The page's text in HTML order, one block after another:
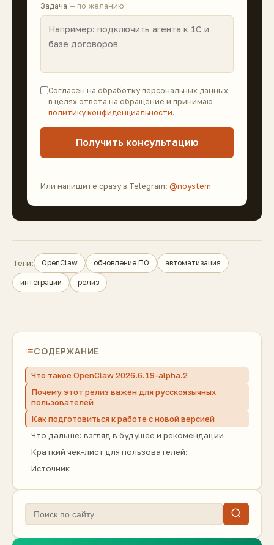
Задача — по желанию
Согласен на обработку персональных данных
в целях ответа на обращение и принимаю
политику конфиденциальности.
Получить консультацию
Или напишите сразу в Telegram: @noystem
Теги: OpenClaw обновление ПО автоматизация
интеграции релиз
СОДЕРЖАНИЕ
Что такое OpenClaw 2026.6.19-alpha.2
Почему этот релиз важен для русскоязычных
пользователей
Как подготовиться к работе с новой версией
Что дальше: взгляд в будущее и рекомендации
Краткий чек-лист для пользователей:
Источник